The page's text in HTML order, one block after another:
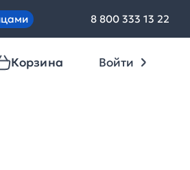
8 800 333 13 22
Корзина Войти